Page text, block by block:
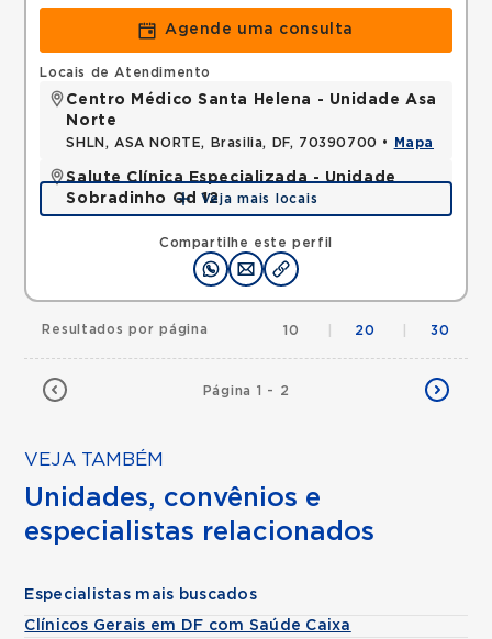
Agende uma consulta
Compartilhe este perfil
Locais de Atendimento
Centro Médico Santa Helena - Unidade Asa
Norte
SHLN, ASA NORTE, Brasilia, DF, 70390700 • Mapa
Salute Clínica Especializada - Unidade
Sobradinho Qd 12
QUADRA, SOBRADINHO, Brasilia, DF, 73010120 •
Veja mais locais
Página 1 - 2
Resultados por página 10 20 30
VEJA TAMBÉM
Unidades, convênios e
especialistas relacionados
Especialistas mais buscados
Clínicos Gerais em DF com Saúde Caixa